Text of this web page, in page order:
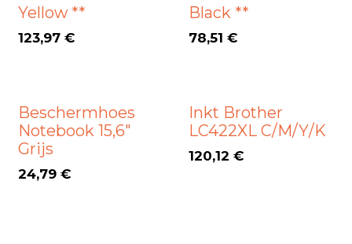
Yellow **
123,97 €
Black **
78,51 €
Beschermhoes
Notebook 15,6"
Grijs
24,79 €
Inkt Brother
LC422XL C/M/Y/K
120,12 €